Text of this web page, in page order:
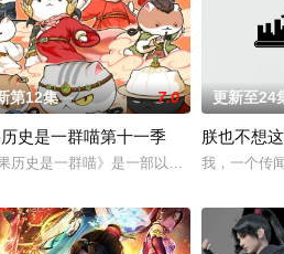
欢快的节庆气氛之中。孤身一人在外的
第12集 7.0
史是一群喵第十一季
果历史是一群喵》是一部以华夏历史为主线
更新至24
朕也不想
我，一个传